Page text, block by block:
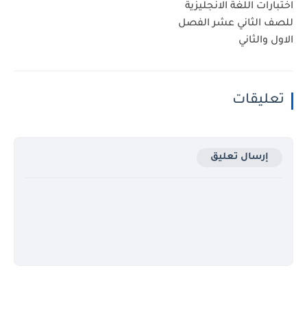
اختبارات اللغة الانجليزية
للصف الثاني عشر الفصل
الاول والثاني
تعليقات
إرسال تعليق